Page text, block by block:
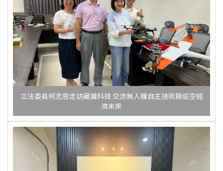
立法委員柯志恩走訪藏識科技 交流無人機自主技術與低空經
濟未來